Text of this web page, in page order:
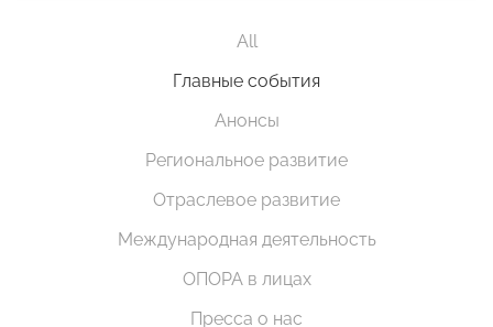
All
Главные события
Анонсы
Региональное развитие
Отраслевое развитие
Международная деятельность
ОПОРА в лицах
Пресса о нас